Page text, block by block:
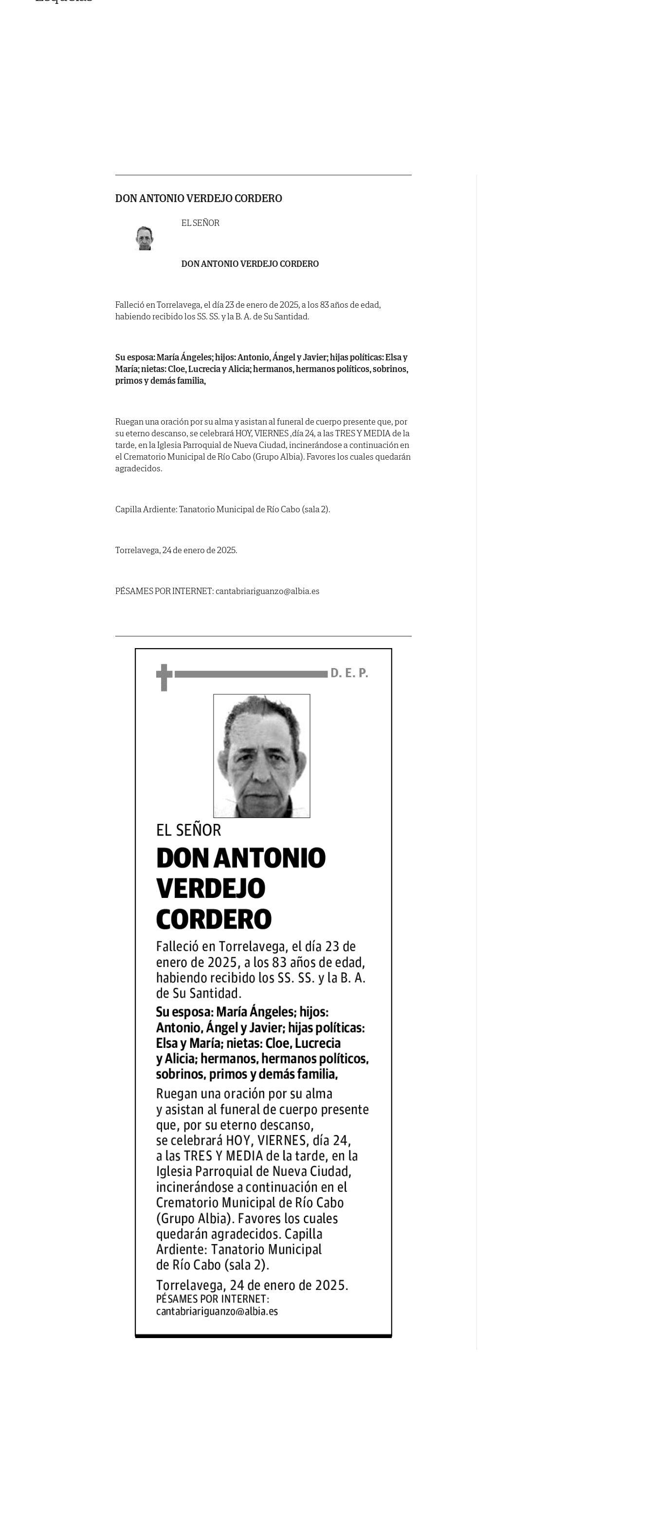
DON ANTONIO VERDEJO CORDERO
EL SEÑOR
DON ANTONIO VERDEJO CORDERO
Falleció en Torrelavega, el día 23 de enero de 2025, a los 83 años de edad,
habiendo recibido los SS. SS. y la B. A. de Su Santidad.
Su esposa: María Ángeles; hijos: Antonio, Ángel y Javier; hijas políticas: Elsa y
María; nietas: Cloe, Lucrecia y Alicia; hermanos, hermanos políticos, sobrinos,
primos y demás familia,
Ruegan una oración por su alma y asistan al funeral de cuerpo presente que, por
su eterno descanso, se celebrará HOY, VIERNES ,día 24, a las TRES Y MEDIA de la
tarde, en la Iglesia Parroquial de Nueva Ciudad, incinerándose a continuación en
el Crematorio Municipal de Río Cabo (Grupo Albia). Favores los cuales quedarán
agradecidos.
Capilla Ardiente: Tanatorio Municipal de Río Cabo (sala 2).
Torrelavega, 24 de enero de 2025.
PÉSAMES POR INTERNET: cantabriariguanzo@albia.es